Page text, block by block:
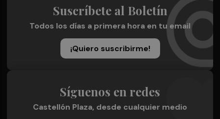
Suscríbete al Boletín
Todos los días a primera hora en tu email
¡Quiero suscribirme!
Síguenos en redes
Castellón Plaza, desde cualquier medio